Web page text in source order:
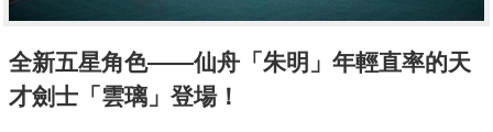
全新五星角色——仙舟「朱明」年輕直率的天
才劍士「雲璃」登場！